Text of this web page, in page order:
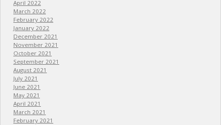
April 2022
March 2022
February 2022
January 2022
December 2021
November 2021
October 2021
September 2021
August 2021
July 2021
June 2021
May 2021
April 2021
March 2021
February 2021